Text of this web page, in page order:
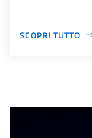
SCOPRI TUTTO